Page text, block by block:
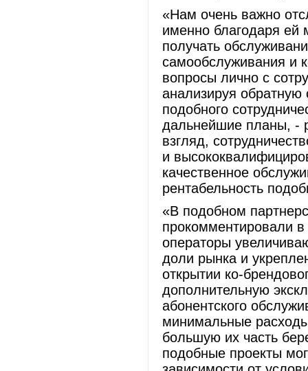
«Нам очень важно
именно благодаря
получать
самообслуживания и
вопросы лично с
анализируя
подобного
дальнейшие планы, -
взгляд,
и
качественное
рентабельность
«В подобном
прокомментировали
операторы
доли рынка и
открытии ко-
дополнительную
абонентского
минимальные
большую их часть
подобные проекты